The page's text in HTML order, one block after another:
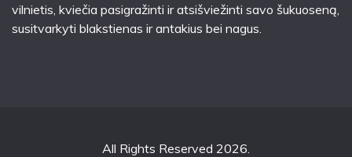
vilnietis, kviečia pasigražinti ir atsišviežinti savo šukuoseną,
susitvarkyti blakstienas ir antakius bei nagus.
All Rights Reserved 2026.